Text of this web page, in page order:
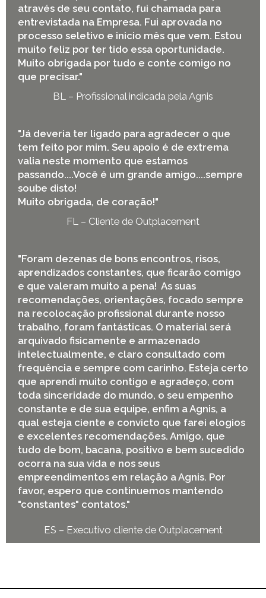
através de seu contato, fui chamada para
entrevistada na Empresa. Fui aprovada no
processo seletivo e inicio mês que vem. Estou
muito feliz por ter tido essa oportunidade.
Muito obrigada por tudo e conte comigo no
que precisar."
BL – Profissional indicada pela Agnis
"Já deveria ter ligado para agradecer o que
tem feito por mim. Seu apoio é de extrema
valia neste momento que estamos
passando....Você é um grande amigo....sempre
soube disto!
Muito obrigada, de coração!"
FL – Cliente de Outplacement
"Foram dezenas de bons encontros, risos,
aprendizados constantes, que ficarão comigo
e que valeram muito a pena! As suas
recomendações, orientações, focado sempre
na recolocação profissional durante nosso
trabalho, foram fantásticas. O material será
arquivado fisicamente e armazenado
intelectualmente, e claro consultado com
frequência e sempre com carinho. Esteja certo
que aprendi muito contigo e agradeço, com
toda sinceridade do mundo, o seu empenho
constante e de sua equipe, enfim a Agnis, a
qual esteja ciente e convicto que farei elogios
e excelentes recomendações. Amigo, que
tudo de bom, bacana, positivo e bem sucedido
ocorra na sua vida e nos seus
empreendimentos em relação a Agnis. Por
favor, espero que continuemos mantendo
"constantes" contatos."
ES – Executivo cliente de Outplacement